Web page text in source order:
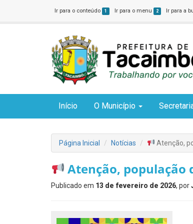
Ir para o conteúdo 1 Ir para o menu 2 Ir para a
Início O Município
Página Inicial Notícias Atenção,
Atenção, população
Publicado em 13 de fevereiro de 2026, por